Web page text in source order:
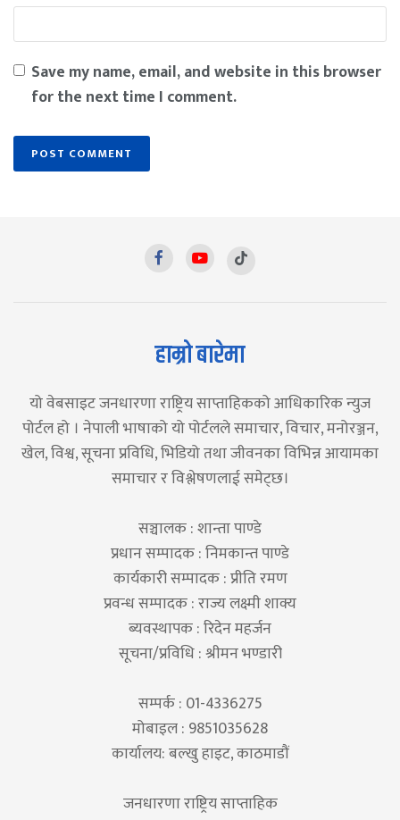
Save my name, email, and website in this browser
for the next time I comment.
हाम्रो बारेमा
यो वेबसाइट जनधारणा राष्ट्रिय साप्ताहिकको आधिकारिक न्युज
पोर्टल हो । नेपाली भाषाको यो पोर्टलले समाचार, विचार, मनोरञ्जन,
खेल, विश्व, सूचना प्रविधि, भिडियो तथा जीवनका विभिन्न आयामका
समाचार र विश्लेषणलाई समेट्छ।
सञ्चालक : शान्ता पाण्डे
प्रधान सम्पादक : निमकान्त पाण्डे
कार्यकारी सम्पादक : प्रीति रमण
प्रवन्ध सम्पादक : राज्य लक्ष्मी शाक्य
ब्यवस्थापक : रिदेन महर्जन
सूचना/प्रविधि : श्रीमन भण्डारी
सम्पर्क : 01-4336275
मोबाइल : 9851035628
कार्यालय: बल्खु हाइट, काठमाडौं
जनधारणा राष्ट्रिय साप्ताहिक